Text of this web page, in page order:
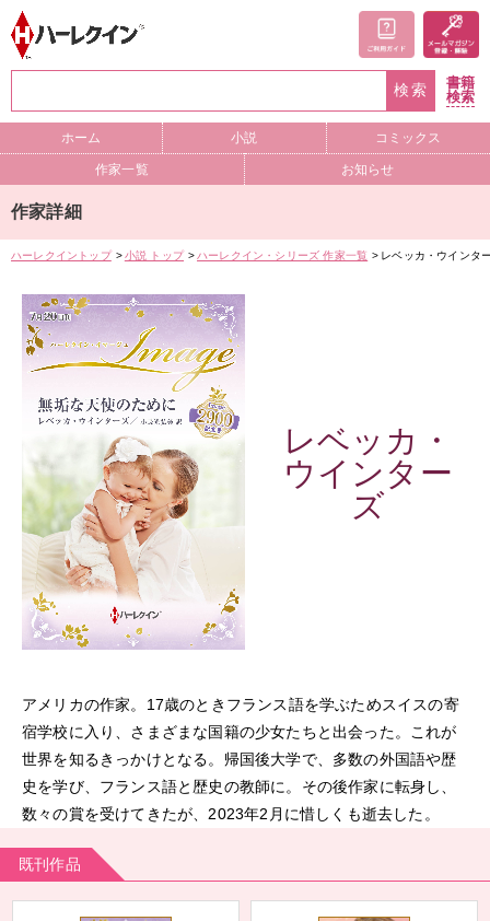
検索
書籍
検索
ホーム 小説 コミックス
作家一覧 お知らせ
作家詳細
ハーレクイントップ 小説 トップ ハーレクイン・シリーズ 作家一覧 レベッカ・ウインタ
レベッカ・
ウインター
ズ
アメリカの作家。17歳のときフランス語を学ぶためスイスの寄
宿学校に入り、さまざまな国籍の少女たちと出会った。これが
世界を知るきっかけとなる。帰国後大学で、多数の外国語や歴
史を学び、フランス語と歴史の教師に。その後作家に転身し、
数々の賞を受けてきたが、2023年2月に惜しくも逝去した。
既刊作品